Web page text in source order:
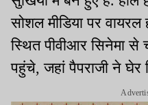
सोशल मीडिया पर वायरल
स्थित पीवीआर सिनेमा से
पहुंचे, जहां पैपराजी ने घेर